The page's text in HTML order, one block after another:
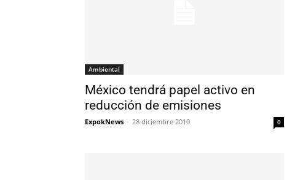
Ambiental
México tendrá papel activo en
reducción de emisiones
ExpokNews - 28 diciembre 2010 0